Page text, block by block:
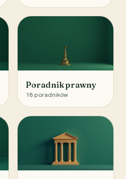
Poradnik prawny
18 poradników